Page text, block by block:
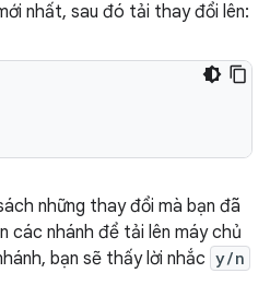
nhất, sau đó tải thay đổi lên:
những thay đổi mà bạn đã
các nhánh để tải lên máy chủ
bạn sẽ thấy lời nhắc y/n